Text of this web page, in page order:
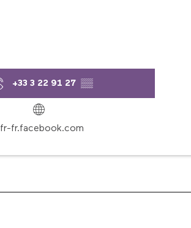
+33 3 22 91 27 ▒▒
fr-fr.facebook.com